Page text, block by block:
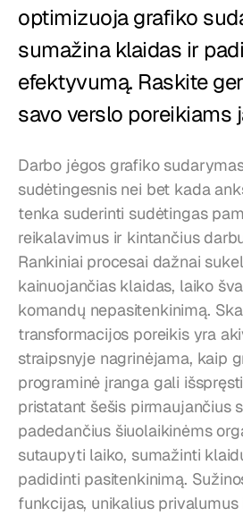
optimizuoja grafiko
sumažina klaidas ir
efektyvumą. Raskite
savo verslo poreikiams
Darbo jėgos grafiko
sudėtingesnis nei bet kada
tenka suderinti sudėtingas
reikalavimus ir kintančius
Rankiniai procesai dažnai
kainuojančias klaidas, laiko
komandų nepasitenkinimą.
transformacijos poreikis yra
straipsnyje nagrinėjama, kaip
programinė įranga gali
pristatant šešis pirmaujančius
padedančius šiuolaikinėms
sutaupyti laiko, sumažinti
padidinti pasitenkinimą.
funkcijas, unikalius